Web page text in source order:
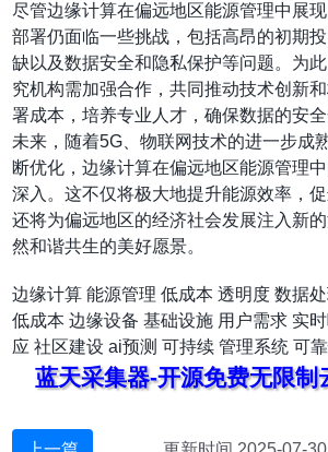
尽管边缘计算在偏远地区能源管理中展
部署仍面临一些挑战，包括高昂的初期
缺以及数据安全和隐私保护等问题。为
究机构需加强合作，共同推动技术创新
署成本，培养专业人才，确保数据的安全
未来，随着5G、物联网技术的进一步成
断优化，边缘计算在偏远地区能源管理
深入。这不仅将极大地提升能源效率，促
还将为偏远地区的经济社会发展注入新
然和谐共生的美好愿景。
边缘计算 能源管理 低成本 透明度 数据
低成本 边缘设备 基础设施 用户需求 实
应 社区建设 ai预测 可持续 管理系统 可
蓝天采集器-开源免费无限制